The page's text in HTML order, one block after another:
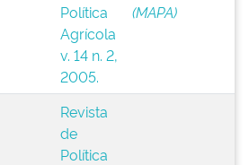
Política
Agrícola
v. 14 n. 2,
2005.
(MAPA)
Revista
de
Política